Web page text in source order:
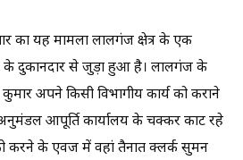
का यह मामला लालगंज क्षेत्र के एक
के दुकानदार से जुड़ा हुआ है। लालगंज के
अपने किसी विभागीय कार्य को कराने
आपूर्ति कार्यालय के चक्कर काट रहे
करने के एवज में वहां तैनात क्लर्क सुमन